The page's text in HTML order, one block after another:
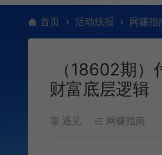
首页 活动线报 网赚指
（18602期）
财富底层逻辑
遇见 网赚指南